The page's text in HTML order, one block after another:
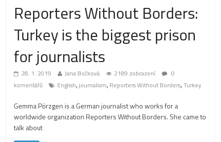
Reporters Without Borders:
Turkey is the biggest prison
for journalists
28. 1. 2019 Jana Bočková 2189 zobrazení
0
komentářů
English, journalism, Reporters Without Borders,Turkey
Gemma Pörzgen is a German journalist who works for a
worldwide organization Reporters Without Borders. She came to
talk about